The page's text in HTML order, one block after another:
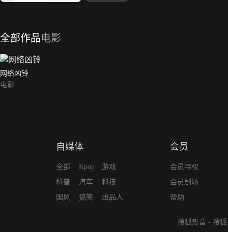
全部作品电影
网络凶铃
电影
自媒体
全部
科普
国风
Kpop
汽车
搞笑
游戏
科技
出品人
会员
会员特权
会员剧场
帮助
搜狐影音 - 搜